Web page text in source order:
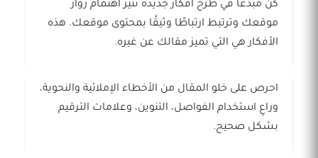
كن مبدعًا في طرح أفكار جديدة تثير اهتمام زوار
موقعك وترتبط ارتباطًا وثيقًا بمحتوى موقعك. هذه
الأفكار هي التي تميز مقالك عن غيره.
احرص على خلو المقال من الأخطاء الإملائية والنحوية،
وراعِ استخدام الفواصل، التنوين، وعلامات الترقيم
بشكل صحيح.